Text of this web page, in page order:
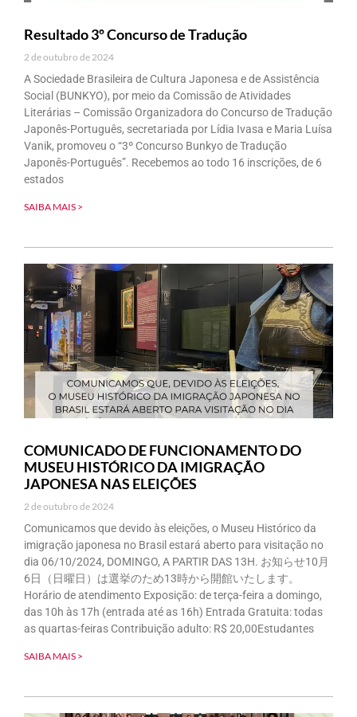
Resultado 3º Concurso de Tradução
2 de outubro de 2024
A Sociedade Brasileira de Cultura Japonesa e de Assistência
Social (BUNKYO), por meio da Comissão de Atividades
Literárias – Comissão Organizadora do Concurso de Tradução
Japonês-Português, secretariada por Lídia Ivasa e Maria Luísa
Vanik, promoveu o “3º Concurso Bunkyo de Tradução
Japonês-Português”. Recebemos ao todo 16 inscrições, de 6
estados
SAIBA MAIS >
COMUNICADO DE FUNCIONAMENTO DO
MUSEU HISTÓRICO DA IMIGRAÇÃO
JAPONESA NAS ELEIÇÕES
2 de outubro de 2024
Comunicamos que devido às eleições, o Museu Histórico da
imigração japonesa no Brasil estará aberto para visitação no
dia 06/10/2024, DOMINGO, A PARTIR DAS 13H. お知らせ10月
6日（日曜日）は選挙のため13時から開館いたします。
Horário de atendimento Exposição: de terça-feira a domingo,
das 10h às 17h (entrada até as 16h) Entrada Gratuita: todas
as quartas-feiras Contribuição adulto: R$ 20,00Estudantes
SAIBA MAIS >